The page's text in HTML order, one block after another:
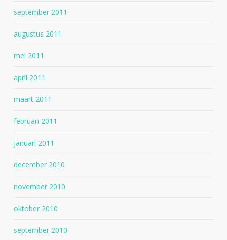
september 2011
augustus 2011
mei 2011
april 2011
maart 2011
februari 2011
januari 2011
december 2010
november 2010
oktober 2010
september 2010